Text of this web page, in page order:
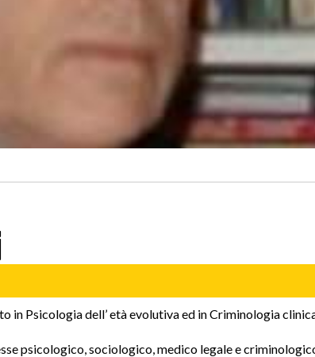
in Psicologia dell’ età evolutiva ed in Criminologia
psicologico, sociologico, medico legale e